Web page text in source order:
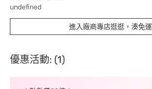
undefined
進入廠商專店逛逛，湊免運
優惠活動: (1)